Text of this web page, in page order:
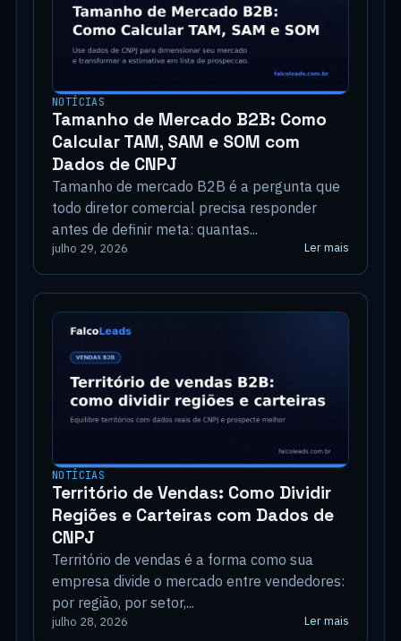
NOTÍCIAS
Tamanho de Mercado B2B: Como
Calcular TAM, SAM e SOM com
Dados de CNPJ
Tamanho de mercado B2B é a pergunta que
todo diretor comercial precisa responder
antes de definir meta: quantas...
julho 29, 2026 Ler mais
NOTÍCIAS
Território de Vendas: Como Dividir
Regiões e Carteiras com Dados de
CNPJ
Território de vendas é a forma como sua
empresa divide o mercado entre vendedores:
por região, por setor,...
julho 28, 2026 Ler mais